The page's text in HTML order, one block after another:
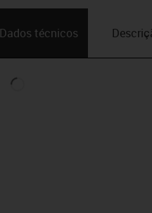
Dados técnicos